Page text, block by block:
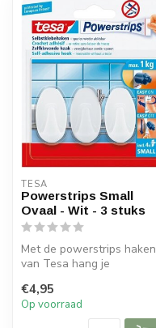
TESA
Powerstrips Small
Ovaal - Wit - 3 stuks
Met de powerstrips haken
van Tesa hang je
aan de m...
€4,95
Op voorraad